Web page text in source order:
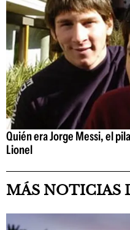
Quién era Jorge Messi, el
Lionel
MÁS NOTICIAS